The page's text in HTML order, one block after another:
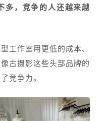
多，竞争的人还越来越
工作室用更低的成本、
古摄影这些头部品牌的
竞争力。